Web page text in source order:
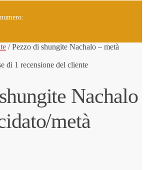
/Pezzo di shungite Nachalo – metà
di 1 recensione del cliente
Nachalo
metà